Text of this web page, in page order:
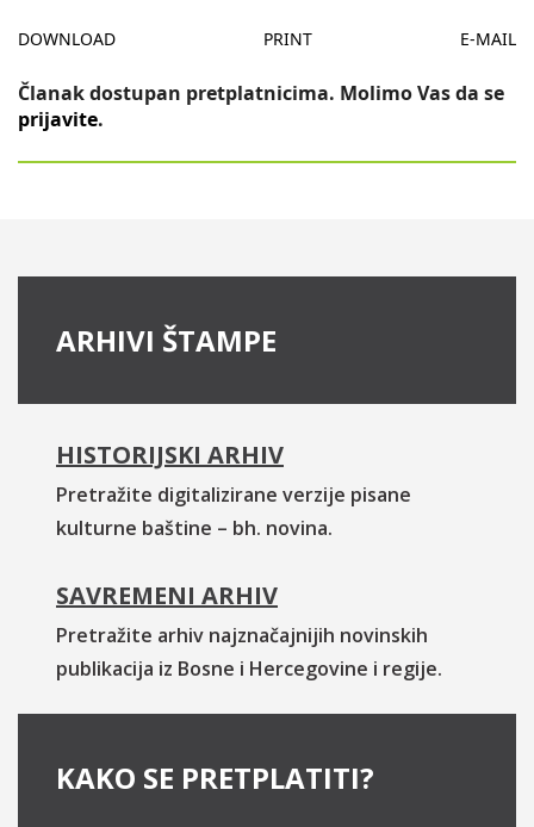
DOWNLOAD PRINT E-MAIL
Članak dostupan pretplatnicima. Molimo Vas da se
prijavite.
ARHIVI ŠTAMPE
HISTORIJSKI ARHIV
Pretražite digitalizirane verzije pisane
kulturne baštine – bh. novina.
SAVREMENI ARHIV
Pretražite arhiv najznačajnijih novinskih
publikacija iz Bosne i Hercegovine i regije.
KAKO SE PRETPLATITI?